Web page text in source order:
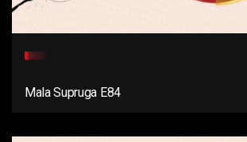
Mala Supruga E84